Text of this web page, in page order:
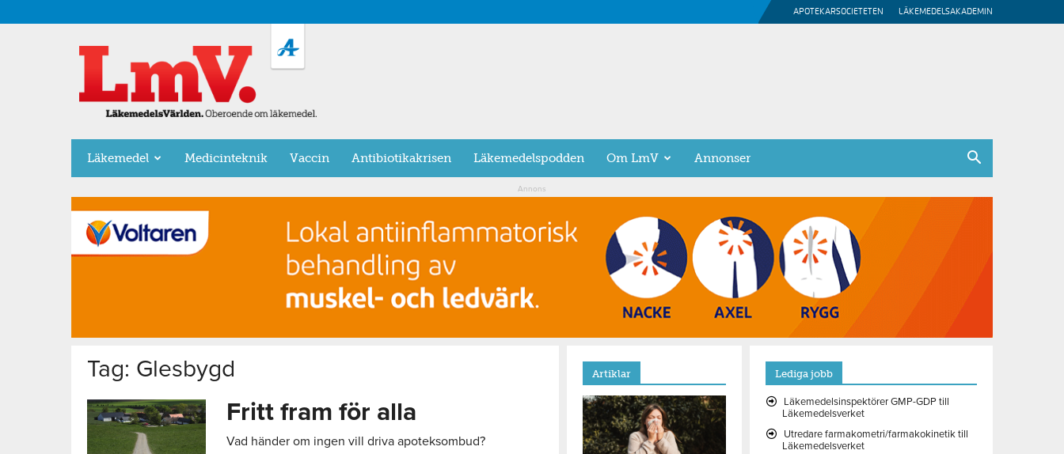
APOTEKARSOCIETETEN LÄKEMEDELSAKADEMIN
LäkemedelsVärlden
Läkemedel Medicinteknik Vaccin Antibiotikakrisen Läkemedelspodden Om LmV Annonser
Annons
Tag: Glesbygd
Fritt fram för alla
Vad händer om ingen vill driva apoteksombud?
Artiklar Lediga jobb
Läkemedelsinspektörer GMP-GDP till
Läkemedelsverket
Utredare farmakometri/farmakokinetik till
Läkemedelsverket